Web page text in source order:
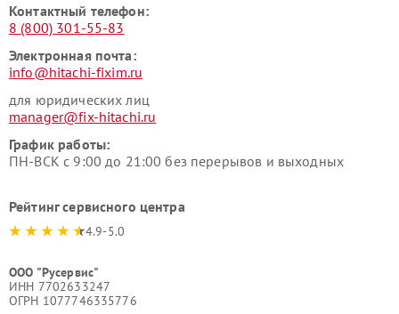
Контактный телефон:
8 (800) 301-55-83
Электронная почта:
info@hitachi-fixim.ru
для юридических лиц
manager@fix-hitachi.ru
График работы:
ПН-ВСК с 9:00 до 21:00 без перерывов и выходных
Рейтинг сервисного центра
4.9-5.0
ООО "Русервис"
ИНН 7702633247
ОГРН 1077746335776